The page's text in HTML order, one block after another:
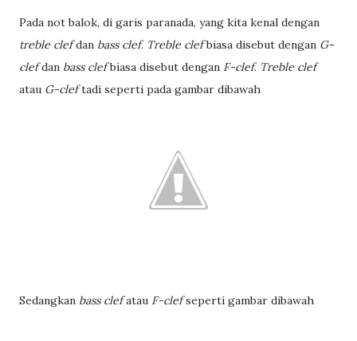
Pada not balok, di garis paranada, yang kita kenal dengan
treble clefdan bass clef. Treble clefbiasa disebut dengan G-
clefdan bass clefbiasa disebut dengan F-clef. Treble clef
atau G-cleftadi seperti pada gambar dibawah
Sedangkan bass clefatau F-clefseperti gambar dibawah